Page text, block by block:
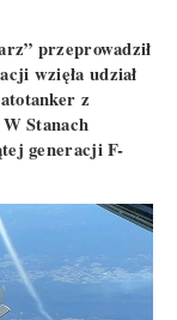
przeprowadził
wzięła udział
z
Stanach
generacji F-